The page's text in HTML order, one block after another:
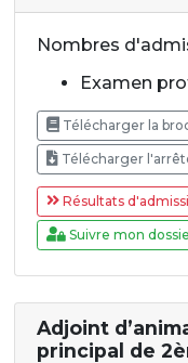
Nombres
Examen
Télécharger la
Télécharger
Résultats
Suivre mon
Adjoint
principal de